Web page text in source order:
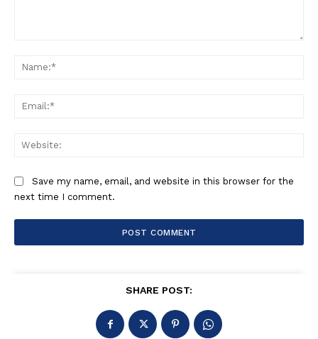
Save my name, email, and website in this browser for the
next time I comment.
SHARE POST: